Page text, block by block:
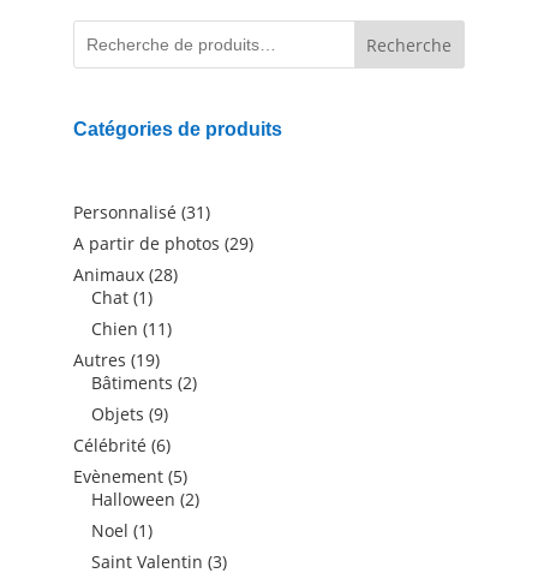
Recherche
Catégories de produits
Personnalisé 3131
produits
A partir de photos 2929
Animaux 2828
Chat 11
produit
Chien 1111
Autres 1919
produits
Bâtiments 22
Objets 99
produits
Célébrité 66
produits
Evènement 55
produits
Halloween 22
Noel 11
produit
Saint Valentin 33